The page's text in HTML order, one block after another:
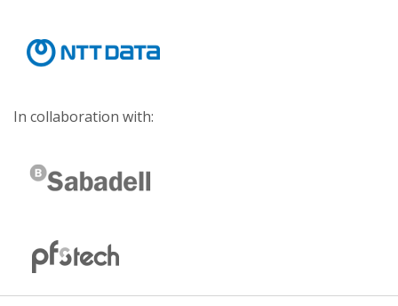
In collaboration with: